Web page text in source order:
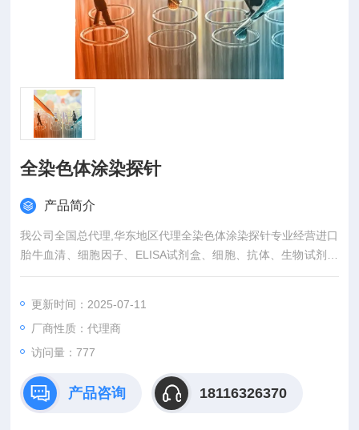
全染色体涂染探针
产品简介
我公司全国总代理,华东地区代理全染色体涂染探针专业经营进口
胎牛血清、细胞因子、ELISA试剂盒、细胞、抗体、生物试剂、
耗材、培养基、一抗、二抗、其产品吸附均匀，吸附性好，空白
更新时间：2025-07-11
厂商性质：代理商
访问量：777
产品咨询 18116326370